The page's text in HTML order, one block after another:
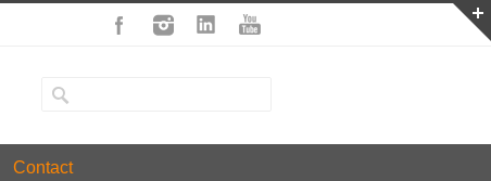
Contact